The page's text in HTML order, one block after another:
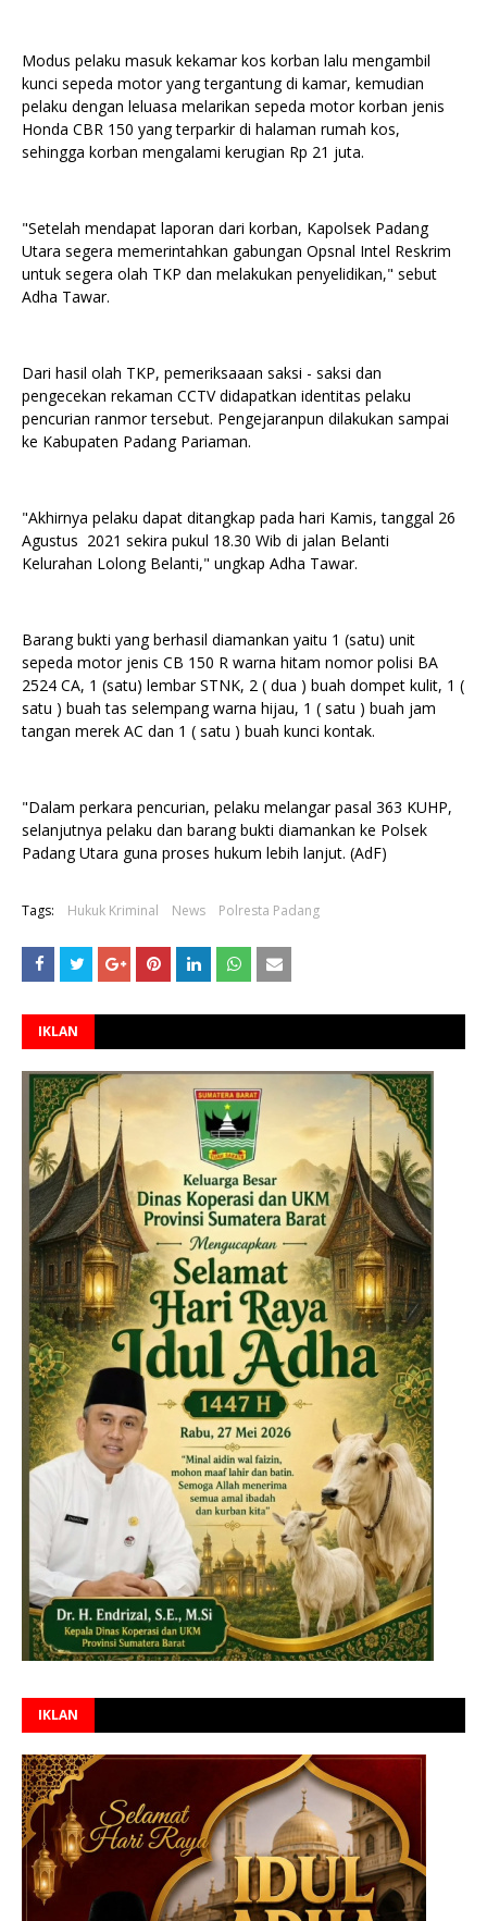
Modus pelaku masuk kekamar kos korban lalu mengambil
kunci sepeda motor yang tergantung di kamar, kemudian
pelaku dengan leluasa melarikan sepeda motor korban jenis
Honda CBR 150 yang terparkir di halaman rumah kos,
sehingga korban mengalami kerugian Rp 21 juta.
"Setelah mendapat laporan dari korban, Kapolsek Padang
Utara segera memerintahkan gabungan Opsnal Intel Reskrim
untuk segera olah TKP dan melakukan penyelidikan," sebut
Adha Tawar.
Dari hasil olah TKP, pemeriksaaan saksi - saksi dan
pengecekan rekaman CCTV didapatkan identitas pelaku
pencurian ranmor tersebut. Pengejaranpun dilakukan sampai
ke Kabupaten Padang Pariaman.
"Akhirnya pelaku dapat ditangkap pada hari Kamis, tanggal 26
Agustus 2021 sekira pukul 18.30 Wib di jalan Belanti
Kelurahan Lolong Belanti," ungkap Adha Tawar.
Barang bukti yang berhasil diamankan yaitu 1 (satu) unit
sepeda motor jenis CB 150 R warna hitam nomor polisi BA
2524 CA, 1 (satu) lembar STNK, 2 ( dua ) buah dompet kulit, 1 (
satu ) buah tas selempang warna hijau, 1 ( satu ) buah jam
tangan merek AC dan 1 ( satu ) buah kunci kontak.
"Dalam perkara pencurian, pelaku melangar pasal 363 KUHP,
selanjutnya pelaku dan barang bukti diamankan ke Polsek
Padang Utara guna proses hukum lebih lanjut. (AdF)
Tags: Hukuk Kriminal News Polresta Padang
IKLAN
IKLAN